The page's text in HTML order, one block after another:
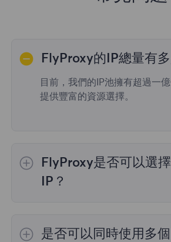
FlyProxy的IP總量有多
目前，我們的IP池擁有超過一
提供豐富的資源選擇。
FlyProxy是否可以選
IP？
的代理選擇； 靜態住宅代理提
是否可以同時使用多